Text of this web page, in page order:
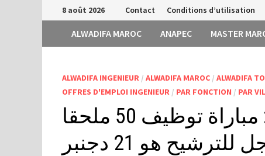
Passer
au
contenu
8 août 2026 Contact Conditions d’utilisation
ALWADIFA MAROC ANAPEC MASTER
ALWADIFA INGENIEUR /ALWADIFA MAROC /ALWADIFA
OFFRES D'EMPLOI INGENIEUR / PAR FONCTION / PAR
المجلس الأعلى للحسابات: مباراة توظيف 50 ملحقا
قضائيا بالمحاكم المالية. آخر أجل للترشيح هو 21 دجنبر